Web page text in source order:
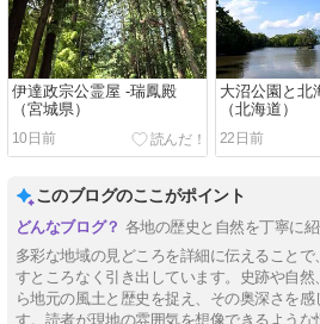
伊達政宗公霊屋 -瑞鳳殿
（宮城県）
10日前
大沼公園と北
（北海道）
22日前
このブログのここがポイント
各地の歴史と自然を丁寧に
多彩な地域の見どころを詳細に伝えること
すところなく引き出しています。史跡や自
ら地元の風土と歴史を捉え、その奥深さを
す。読者が現地の雰囲気を想像できるよう